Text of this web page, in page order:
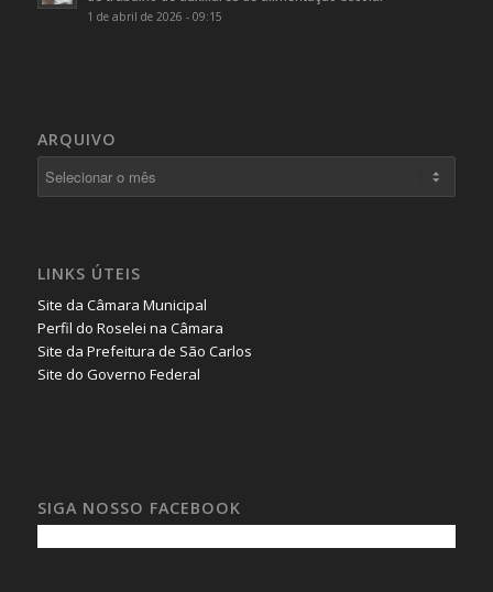
1 de abril de 2026 - 09:15
ARQUIVO
LINKS ÚTEIS
Site da Câmara Municipal
Perfil do Roselei na Câmara
Site da Prefeitura de São Carlos
Site do Governo Federal
SIGA NOSSO FACEBOOK